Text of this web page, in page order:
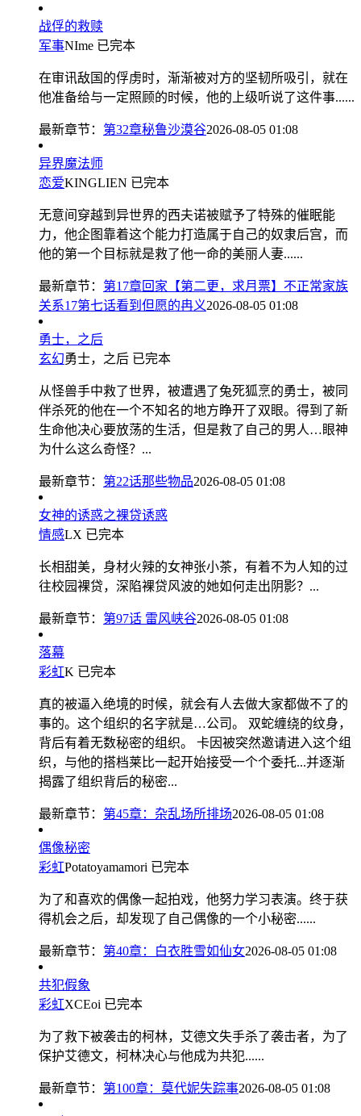
战俘的救赎
军事NIme 已完本
在审讯敌国的俘虏时，渐渐被对方的坚韧所吸引，就在
他准备给与一定照顾的时候，他的上级听说了这件事......
最新章节： 第32章秘鲁沙漠谷2026-08-05 01:08
异界魔法师
恋爱KINGLIEN 已完本
无意间穿越到异世界的西夫诺被赋予了特殊的催眠能
力，他企图靠着这个能力打造属于自己的奴隶后宫，而
他的第一个目标就是救了他一命的美丽人妻......
最新章节： 第17章回家【第二更，求月票】不正常家族
关系17第七话看到但愿的冉义2026-08-05 01:08
勇士，之后
玄幻勇士，之后 已完本
从怪兽手中救了世界，被遭遇了兔死狐烹的勇士，被同
伴杀死的他在一个不知名的地方睁开了双眼。得到了新
生命他决心要放荡的生活，但是救了自己的男人…眼神
为什么这么奇怪？...
最新章节： 第22话那些物品2026-08-05 01:08
女神的诱惑之裸贷诱惑
情感LX 已完本
长相甜美，身材火辣的女神张小茶，有着不为人知的过
往校园裸贷，深陷裸贷风波的她如何走出阴影？...
最新章节： 第97话 雷风峡谷2026-08-05 01:08
落幕
彩虹K 已完本
真的被逼入绝境的时候，就会有人去做大家都做不了的
事的。这个组织的名字就是…公司。 双蛇缠绕的纹身，
背后有着无数秘密的组织。 卡因被突然邀请进入这个组
织，与他的搭档莱比一起开始接受一个个委托...并逐渐
揭露了组织背后的秘密...
最新章节： 第45章：杂乱场所排场2026-08-05 01:08
偶像秘密
彩虹Potatoyamamori 已完本
为了和喜欢的偶像一起拍戏，他努力学习表演。终于获
得机会之后，却发现了自己偶像的一个小秘密......
最新章节： 第40章：白衣胜雪如仙女2026-08-05 01:08
共犯假象
彩虹XCEoi 已完本
为了救下被袭击的柯林，艾德文失手杀了袭击者，为了
保护艾德文，柯林决心与他成为共犯......
最新章节： 第100章：莫代妮失踪事2026-08-05 01:08